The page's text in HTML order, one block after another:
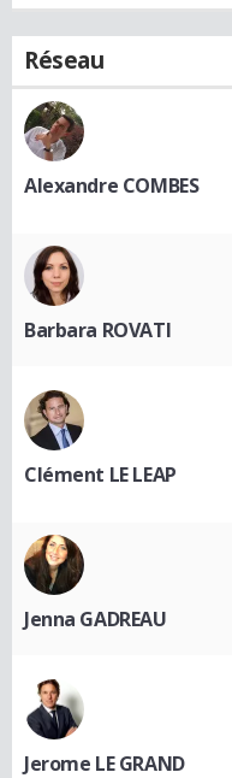
Réseau
Alexandre COMBES
Barbara ROVATI
Clément LE LEAP
Jenna GADREAU
Jerome LE GRAND